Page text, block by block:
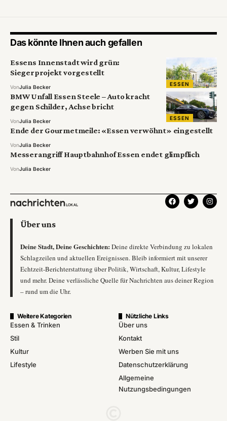
Das könnte Ihnen auch gefallen
ESSEN
Essens Innenstadt wird grün:
Siegerprojekt vorgestellt
VonJulia Becker
ESSEN
BMW Unfall Essen Steele – Auto kracht
gegen Schilder, Achse bricht
VonJulia Becker
Ende der Gourmetmeile: «Essen verwöhnt» eingestellt
VonJulia Becker
Messerangriff Hauptbahnhof Essen endet glimpflich
VonJulia Becker
Über uns
Deine Stadt, Deine Geschichten: Deine direkte Verbindung zu lokalen
Schlagzeilen und aktuellen Ereignissen. Bleib informiert mit unserer
Echtzeit-Berichterstattung über Politik, Wirtschaft, Kultur, Lifestyle
und mehr. Deine verlässliche Quelle für Nachrichten aus deiner Region
– rund um die Uhr.
Weitere Kategorien
Essen & Trinken
Stil
Kultur
Lifestyle
Nützliche Links
Über uns
Kontakt
Werben Sie mit uns
Datenschutzerklärung
Allgemeine
Nutzungsbedingungen